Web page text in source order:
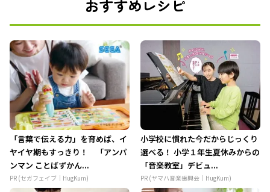
おすすめレシピ
「言葉で伝える力」を育めば、イ
ヤイヤ期もすっきり！ 「アンパ
ンマン ことばずかん...
PR (セガフェイブ｜HugKum)
小学校に慣れた今だからじっくり
選べる！ 小学１年生夏休みからの
「音楽教室」デビュ...
PR (ヤマハ音楽振興会｜HugKum)